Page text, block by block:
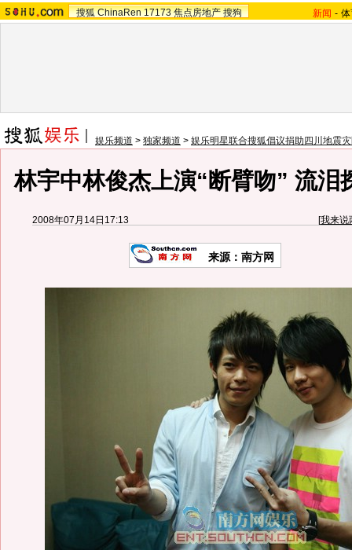
搜狐 ChinaRen 17173 焦点房地产 搜狗 新闻 -
娱乐频道 > 独家频道 > 娱乐明星联合搜狐倡议捐助四川地震
林宇中林俊杰上演“断臂吻” 流泪
2008年07月14日17:13 [我来说
来源：南方网